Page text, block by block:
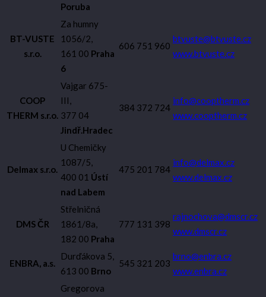
Poruba
BT-VUSTE
s.r.o.
Za humny
1056/2,
161 00 Praha
6
606 751 960
btvuste@btvuste.cz
www.btvuste.cz
COOP
THERM s.r.o.
Vajgar 675-
III,
377 04
Jindř.Hradec
384 372 724
info@cooptherm.cz
www.cooptherm.cz
Delmax s.r.o.
U Chemičky
1087/5,
400 01 Ústí
nad Labem
475 201 784
info@delmax.cz
www.delmax.cz
DMS ČR
Střelničná
1861/8a,
182 00 Praha
777 131 398
rajnochova@dmscr.cz
www.dmscr.cz
ENBRA, a.s.
Durďákova 5,
613 00 Brno
545 321 203
brno@enbra.cz
www.enbra.cz
Gregorova